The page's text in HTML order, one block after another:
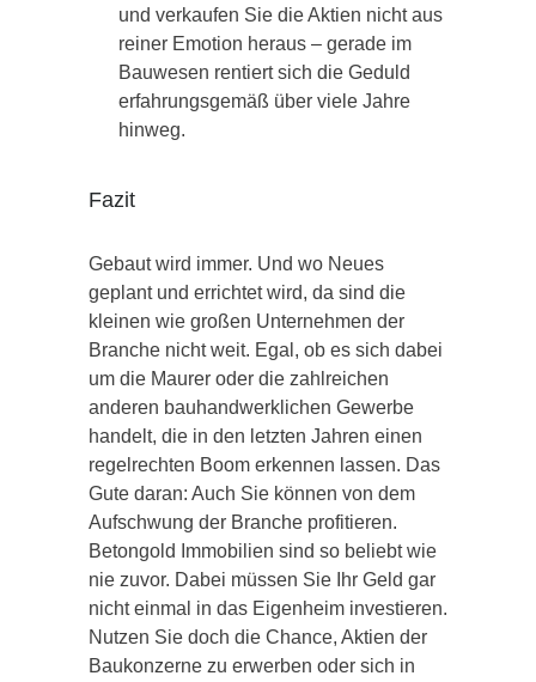
und verkaufen Sie die Aktien nicht aus
reiner Emotion heraus – gerade im
Bauwesen rentiert sich die Geduld
erfahrungsgemäß über viele Jahre
hinweg.
Fazit
Gebaut wird immer. Und wo Neues
geplant und errichtet wird, da sind die
kleinen wie großen Unternehmen der
Branche nicht weit. Egal, ob es sich dabei
um die Maurer oder die zahlreichen
anderen bauhandwerklichen Gewerbe
handelt, die in den letzten Jahren einen
regelrechten Boom erkennen lassen. Das
Gute daran: Auch Sie können von dem
Aufschwung der Branche profitieren.
Betongold Immobilien sind so beliebt wie
nie zuvor. Dabei müssen Sie Ihr Geld gar
nicht einmal in das Eigenheim investieren.
Nutzen Sie doch die Chance, Aktien der
Baukonzerne zu erwerben oder sich in